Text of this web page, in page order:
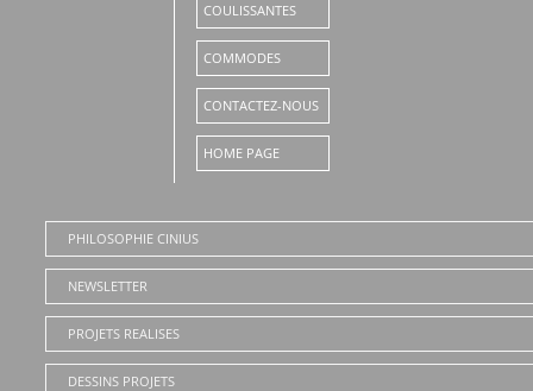
COULISSANTES
COMMODES
CONTACTEZ-NOUS
HOME PAGE
PHILOSOPHIE CINIUS
NEWSLETTER
PROJETS REALISES
DESSINS PROJETS